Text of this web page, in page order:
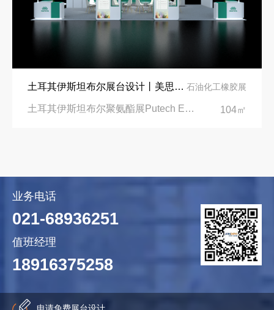
土耳其伊斯坦布尔展台设计丨美思德创新产品，打造聚氨酯行业标杆 石油化工橡胶展
土耳其伊斯坦布尔聚氨酯展Putech Eurasia|土耳其国际会展中心 104㎡
业务电话
021-68936251
值班经理
18916375258